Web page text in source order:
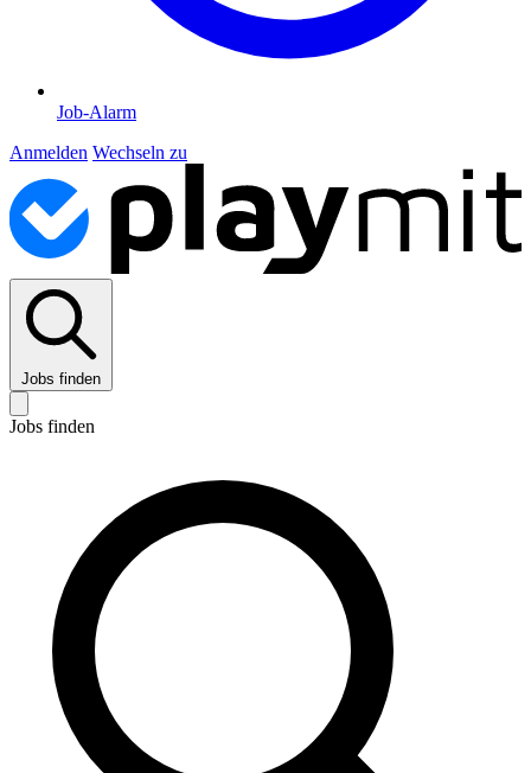
Job-Alarm
Anmelden Wechseln zu
Jobs finden
Jobs finden